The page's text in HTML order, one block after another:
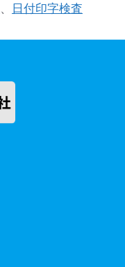
、 日付印字検査